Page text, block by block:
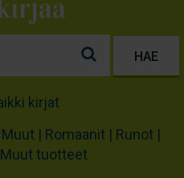
kirjat
Muut Romaanit
Runot
Muut tuotteet